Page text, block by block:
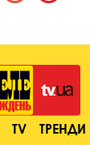
TV ТРЕНДИ